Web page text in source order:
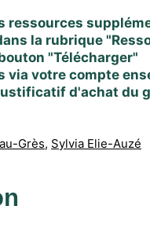
ressources
la rubrique
"Télécharger"
via votre compte
d'achat du
Grès, Sylvia Elie-Auzé